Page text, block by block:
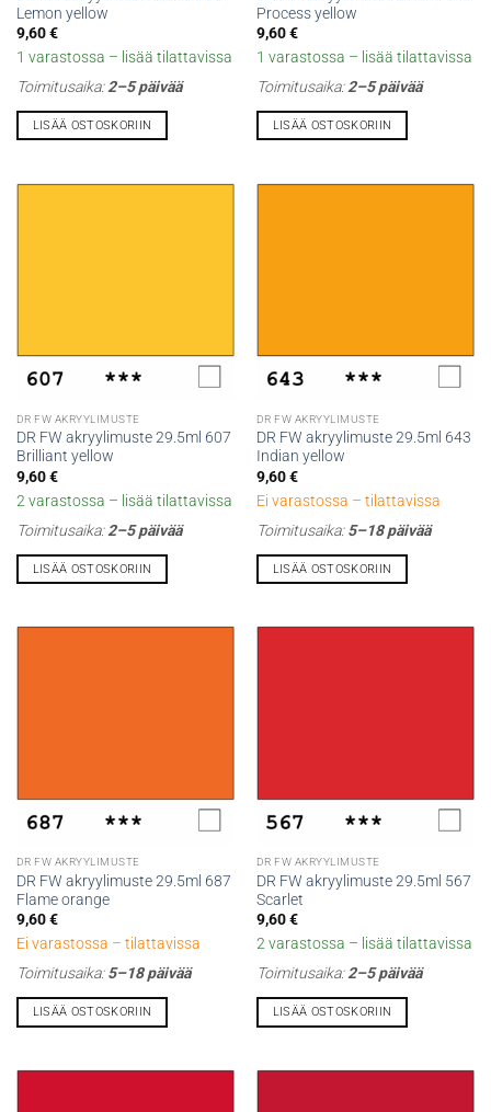
Lemon yellow
9,60€
1 varastossa – lisää tilattavissa
Toimitusaika:2–5 päivää
LISÄÄ OSTOSKORIIN
Process yellow
9,60€
1 varastossa – lisää tilattavissa
Toimitusaika:2–5 päivää
LISÄÄ OSTOSKORIIN
DR FW AKRYYLIMUSTE
DR FW akryylimuste 29.5ml 607
Brilliant yellow
9,60€
2 varastossa – lisää tilattavissa
Toimitusaika:2–5 päivää
LISÄÄ OSTOSKORIIN
DR FW AKRYYLIMUSTE
DR FW akryylimuste 29.5ml 643
Indian yellow
9,60€
Ei varastossa – tilattavissa
Toimitusaika:5–18 päivää
LISÄÄ OSTOSKORIIN
DR FW AKRYYLIMUSTE
DR FW akryylimuste 29.5ml 687
Flame orange
9,60€
Ei varastossa – tilattavissa
Toimitusaika:5–18 päivää
LISÄÄ OSTOSKORIIN
DR FW AKRYYLIMUSTE
DR FW akryylimuste 29.5ml 567
Scarlet
9,60€
2 varastossa – lisää tilattavissa
Toimitusaika:2–5 päivää
LISÄÄ OSTOSKORIIN